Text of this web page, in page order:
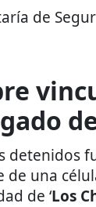
de
detenidos
una
de ‘Los